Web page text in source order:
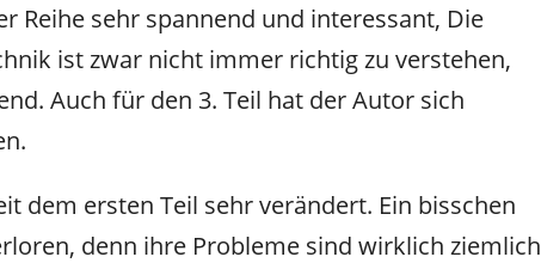
Reihe sehr spannend und interessant, Die
ist zwar nicht immer richtig zu verstehen,
Auch für den 3. Teil hat der Autor sich
dem ersten Teil sehr verändert. Ein bisschen
denn ihre Probleme sind wirklich ziemlich